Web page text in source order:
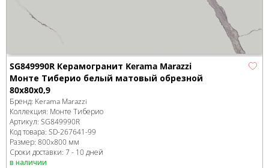
SG849990R Керамогранит Kerama Marazzi
Монте Тиберио белый матовый обрезной
80x80x0,9
Бренд: Kerama Marazzi
Коллекция: Монте Тиберио
Артикул: SG849990R
Код товара: SD-267641-99
Размер: 800x800 мм
Сроки доставки: 7 - 10 дней
в наличии